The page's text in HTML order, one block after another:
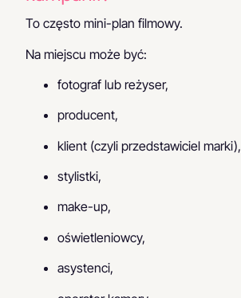
To często mini-plan filmowy.
Na miejscu może być:
fotograf lub reżyser,
producent,
klient (czyli przedstawiciel marki),
stylistki,
make-up,
oświetleniowcy,
asystenci,